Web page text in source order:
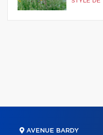
AVENUE BARDY